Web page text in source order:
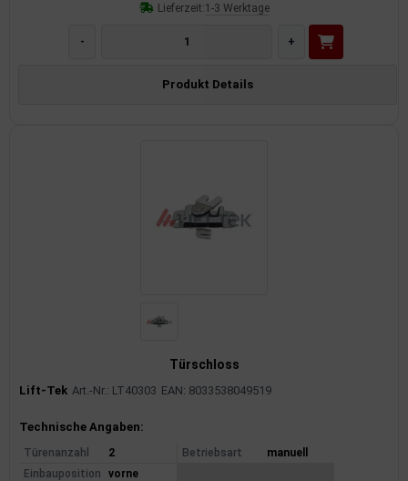
Lieferzeit:1-3 Werktage
- +
Produkt Details
Türschloss
Lift-Tek Art.-Nr.: LT40303 EAN: 8033538049519
Produktinformationen
Technische Angaben:
Türenanzahl 2 Betriebsart
manuell
Einbauposition
vorne